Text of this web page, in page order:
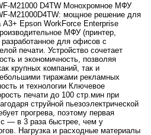
M21000 D4TW Монохромное МФУ
мощное решение для
А3+ Epson WorkForce Enterprise
МФУ (принтер,
для офисов с
печати. Устройство сочетает
и экономичность, позволяя
крупных компаний, так и
тиражами рекламных
и технологии Ключевое
печати до 100 стр.мин при
струйной пьезоэлектрической
прогрева, поэтому первая
с — в 3 раза быстрее, чем у
Нагрузка и расходные материалы